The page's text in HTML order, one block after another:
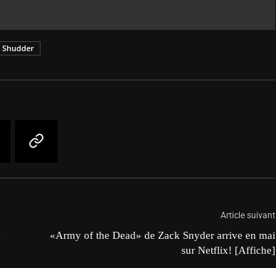
Shudder
Article suivant
«Army of the Dead» de Zack Snyder arrive en mai
sur Netflix! [Affiche]